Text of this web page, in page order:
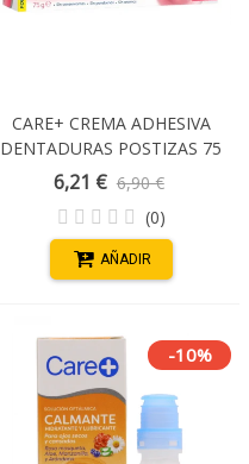
CARE+ CREMA ADHESIVA
DENTADURAS POSTIZAS 75
G
6,21 € 6,90 €
(0)
AÑADIR
-10%